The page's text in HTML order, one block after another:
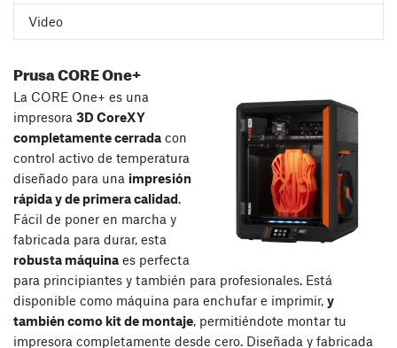
Video
Prusa CORE One+
La CORE One+ es una
impresora 3D CoreXY
completamente cerrada con
control activo de temperatura
diseñado para una impresión
rápida y de primera calidad.
Fácil de poner en marcha y
fabricada para durar, esta
robusta máquina es perfecta
para principiantes y también para profesionales. Está
disponible como máquina para enchufar e imprimir, y
también como kit de montaje, permitiéndote montar tu
impresora completamente desde cero. Diseñada y fabricada